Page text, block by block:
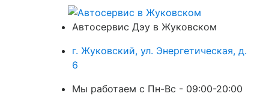
Автосервис Дэу в Жуковском
г. Жуковский, ул. Энергетическая, д.
6
Мы работаем с Пн-Вc - 09:00-20:00